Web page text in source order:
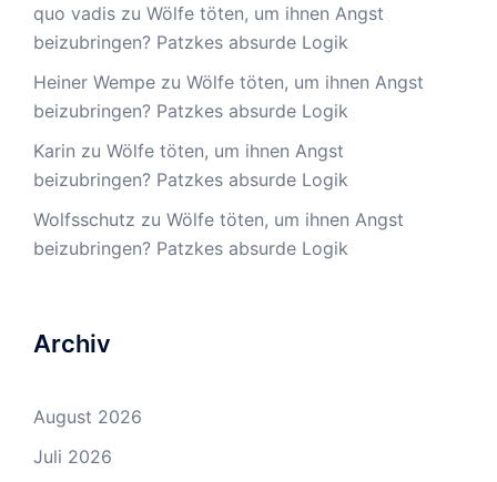
quo vadis zu Wölfe töten, um ihnen Angst
beizubringen? Patzkes absurde Logik
Heiner Wempe zu Wölfe töten, um ihnen Angst
beizubringen? Patzkes absurde Logik
Karin zu Wölfe töten, um ihnen Angst
beizubringen? Patzkes absurde Logik
Wolfsschutz zu Wölfe töten, um ihnen Angst
beizubringen? Patzkes absurde Logik
Archiv
August 2026
Juli 2026